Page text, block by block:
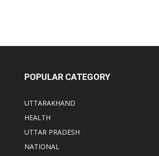
POPULAR CATEGORY
UTTARAKHAND
HEALTH
UTTAR PRADESH
NATIONAL